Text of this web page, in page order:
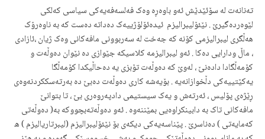
ته‌نانه‌ت له‌ سۆئێدێش ئه‌و باوه‌ڕه‌ وه‌ک فه‌لسه‌فه‌یه‌کی سیاسی که‌لکی
لێوه‌رده‌گیرێ . نێئۆلیبرالیزم ئیده‌ئۆلۆژییه‌ک ده‌داته‌ ده‌ست که‌ به‌ ناوه‌رۆک
هه‌ڵگری لیبرالیزمی کۆنه‌ که‌ جه‌خت له‌ سه‌ربوونی مافه‌کانی وه‌ک ژیان ،ئازادی
، ماڵ ودارایی ده‌کا . ئه‌و لیبرالیزمه‌ کلاسیکه‌ جێوازی ده‌ نێوان ده‌وڵه‌ت و
کۆمه‌ڵگادا داده‌نێ ، له‌وێ که‌ ده‌وڵه‌ت تۆبزی یه‌ ده‌حاڵیکدا کۆمه‌ڵگا
یه‌کێتییه‌کی دڵخوازانه‌یه‌ . بۆیه‌شه‌ کاری ده‌وڵه‌ت ده‌بێ دە به‌رته‌سککردنه‌وه‌ی
ڕێژه‌ی پۆلیس ، ئه‌رته‌ش و یه‌ک سیستیمی دادپه‌روه‌ری بێ ، تا بتوانێ
مافه‌کانی تاک به‌ دابینکراوه‌یی بمێننه‌وه‌ . ئه‌و ده‌وڵه‌ته‌بچووکه‌ به‌( ده‌وڵه‌تی
که‌مایه‌تی ) ده‌ناسرێ . پێناسه‌یه‌کی دیکه‌ی بۆ نێئۆلیبرالیزم (لیبرتاریالیزم ) ه‌